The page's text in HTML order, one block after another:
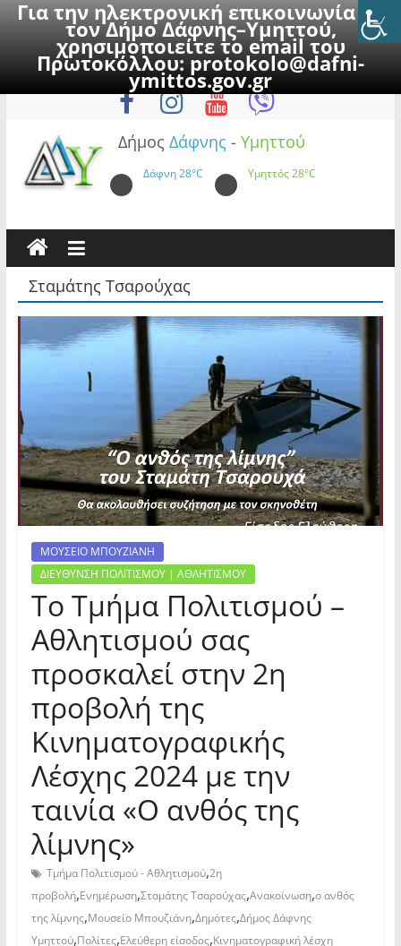
Για την ηλεκτρονική επικοινωνία με
τον Δήμο Δάφνης–Υμηττού,
χρησιμοποιείτε το email του
Πρωτοκόλλου:protokolo@dafni-
ymittos.gov.gr
to
Πέμπτη, 6 Αυγούστου 2026
Δήμος Δάφνης - Υμηττού
Δάφνη28°C Υμηττός28°C
Σταμάτης Τσαρούχας
ΜΟΥΣΕΙΟ ΜΠΟΥΖΙΑΝΗ
ΔΙΕΥΘΥΝΣΗ ΠΟΛΙΤΙΣΜΟΥ | ΑΘΛΗΤΙΣΜΟΥ
Το Τμήμα Πολιτισμού –
Αθλητισμού σας
προσκαλεί στην 2η
προβολή της
Κινηματογραφικής
Λέσχης 2024 με την
ταινία «Ο ανθός της
λίμνης»
Τμήμα Πολιτισμού - Αθλητισμού,2η
προβολή,Ενημέρωση,Σταμάτης Τσαρούχας,Ανακοίνωση,ο ανθός
της λίμνης,Μουσείο Μπουζιάνη,Δημότες,Δήμος Δάφνης
Υμηττού,Πολίτες,Ελεύθερη είσοδος,Κινηματογραφική λέσχη